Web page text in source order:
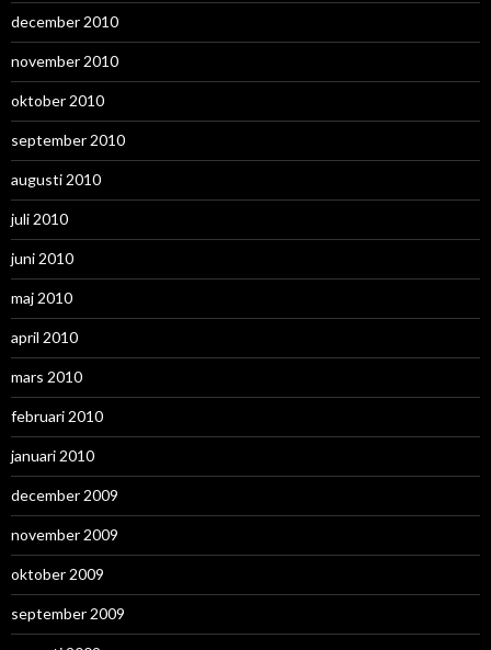
december 2010
november 2010
oktober 2010
september 2010
augusti 2010
juli 2010
juni 2010
maj 2010
april 2010
mars 2010
februari 2010
januari 2010
december 2009
november 2009
oktober 2009
september 2009